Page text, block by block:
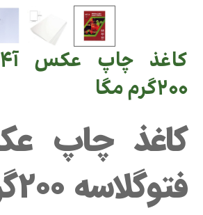
۲۰۰گرم مگا
فتوگلاسه ۲۰۰گرم مگا